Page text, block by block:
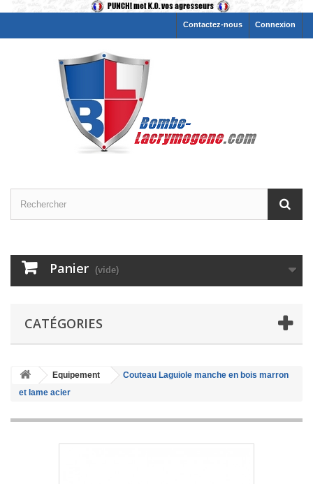
Connexion
Contactez-nous
Panier (vide)
CATÉGORIES
Equipement
Couteau Laguiole manche en bois marron
et lame acier